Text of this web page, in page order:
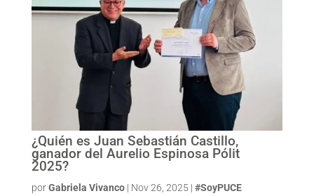
¿Quién es Juan Sebastián Castillo,
ganador del Aurelio Espinosa Pólit
2025?
porGabriela Vivanco| Nov 26, 2025 | #SoyPUCE